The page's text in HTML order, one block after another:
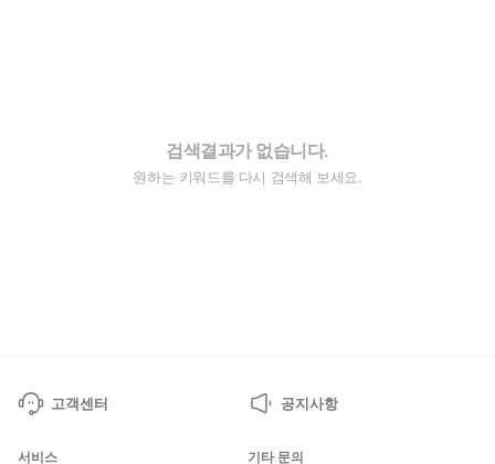
검색결과가 없습니다.
원하는 키워드를 다시 검색해 보세요.
고객센터 공지사항
서비스 기타 문의